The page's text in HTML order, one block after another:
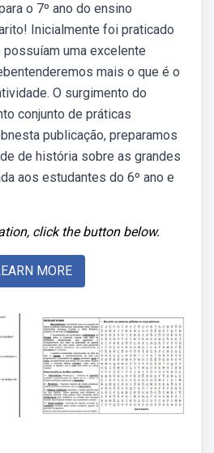
o 7º ano do ensino
Inicialmente foi praticado
uma excelente
mais o que é o
O surgimento do
conjunto de práticas
publicação, preparamos
de história sobre as grandes
aos estudantes do 6º ano e
click the button below.
MORE